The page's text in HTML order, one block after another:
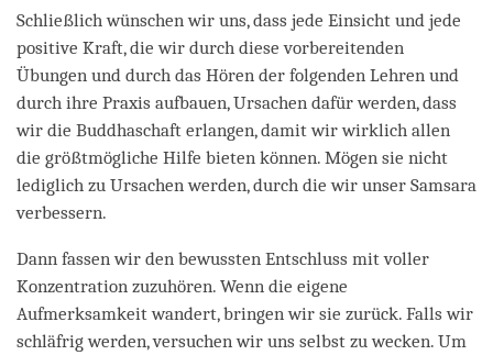
Schließlich wünschen wir uns, dass jede Einsicht und jede
positive Kraft, die wir durch diese vorbereitenden
Übungen und durch das Hören der folgenden Lehren und
durch ihre Praxis aufbauen, Ursachen dafür werden, dass
wir die Buddhaschaft erlangen, damit wir wirklich allen
die größtmögliche Hilfe bieten können. Mögen sie nicht
lediglich zu Ursachen werden, durch die wir unser Samsara
verbessern.
Dann fassen wir den bewussten Entschluss mit voller
Konzentration zuzuhören. Wenn die eigene
Aufmerksamkeit wandert, bringen wir sie zurück. Falls wir
schläfrig werden, versuchen wir uns selbst zu wecken. Um